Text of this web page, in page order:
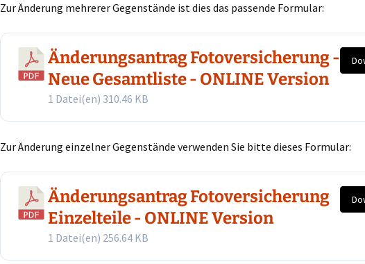
Zur Änderung mehrerer Gegenstände ist dies das passende Formular:
Änderungsantrag Fotoversicherung -
Neue Gesamtliste - ONLINE Version
1 Datei(en) 310.46 KB
Zur Änderung einzelner Gegenstände verwenden Sie bitte dieses Formular:
Änderungsantrag Fotoversicherung
Einzelteile - ONLINE Version
1 Datei(en) 256.64 KB